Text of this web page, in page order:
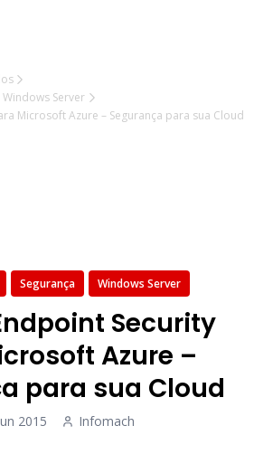
Windows Server
Microsoft Azure – Segurança para sua Cloud
Segurança Windows Server
Security
Azure –
para sua Cloud
2015 Infomach